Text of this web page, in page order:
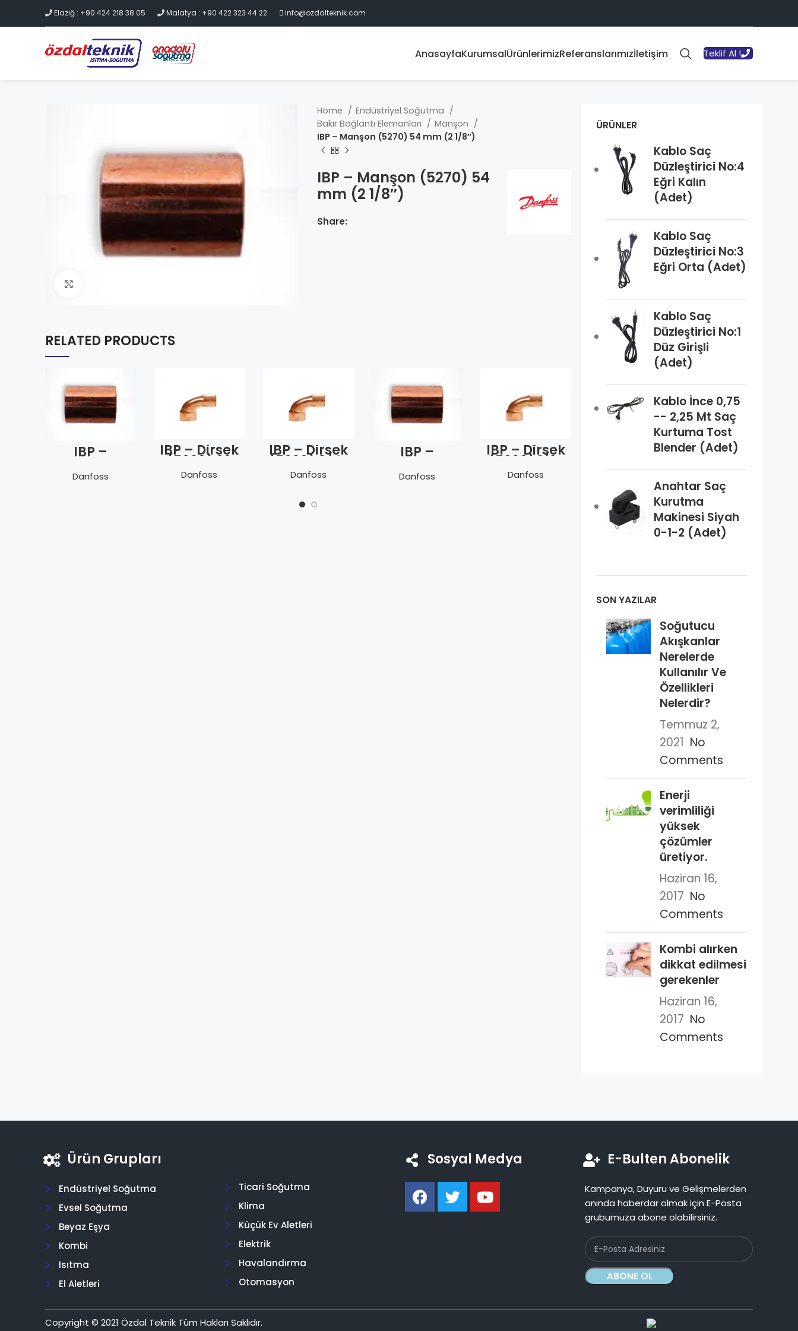
Elazığ : +90 424 218 38 05 Malatya : +90 422 323 44 22 info@ozdalteknik.com
AnasayfaKurumsalÜrünlerimizReferanslarımızİletişim Teklif Al !
Home
Endüstriyel Soğutma
Bakır Bağlantı Elemanları
Manşon
IBP – Manşon (5270) 54 mm (2 1/8″)
IBP – Manşon (5270) 54
mm (2 1/8″)
Share:
RELATED PRODUCTS
IBP –
Manşon
(5270) 22
mm
Danfoss
IBP – Dirsek
(5090) 22
mm
Danfoss
IBP – Dirsek
(5090) 3/4″
(19 mm)
Danfoss
IBP –
Manşon
(5270) 25
mm
Danfoss
IBP – Dirsek
(5090) 1/2″
Danfoss (5270) 19
mm (3/4″)
IBP –
(5270) 16
ÜRÜNLER
Kablo Saç
Düzleştirici No:4
Eğri Kalın
(Adet)
Kablo Saç
Düzleştirici No:3
Eğri Orta (Adet)
Kablo Saç
Düzleştirici No:1
Düz Girişli
(Adet)
Kablo İnce 0,75
-- 2,25 Mt Saç
Kurtuma Tost
Blender (Adet)
Anahtar Saç
Kurutma
Makinesi Siyah
0-1-2 (Adet)
SON YAZILAR
Soğutucu
Akışkanlar
Nerelerde
Kullanılır Ve
Özellikleri
Nelerdir?
Temmuz 2,
2021 No
Comments
Enerji
verimliliği
yüksek
çözümler
üretiyor.
Haziran 16,
2017 No
Comments
Kombi alırken
dikkat edilmesi
gerekenler
Haziran 16,
2017 No
Comments
Ürün Grupları
Endüstriyel Soğutma
Evsel Soğutma
Beyaz Eşya
Kombi
Isıtma
El Aletleri
Ticari Soğutma
Klima
Küçük Ev Aletleri
Elektrik
Havalandırma
Otomasyon
Sosyal Medya E-Bulten Abonelik
Kampanya, Duyuru ve Gelişmelerden
anında haberdar olmak için E-Posta
grubumuza abone olabilirsiniz.
Copyright © 2021 Özdal Teknik Tüm Hakları Saklıdır.